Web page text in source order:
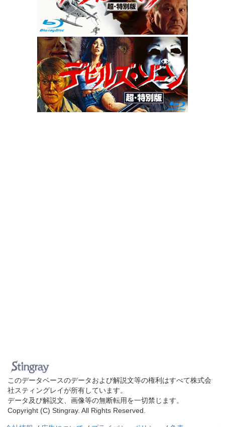
このデータベースのデータおよび解説文等の権利はすべて株式会
社スティングレイが所有しています。
データ及び解説文、画像等の無断転用を一切禁じます。
Copyright (C) Stingray. All Rights Reserved.